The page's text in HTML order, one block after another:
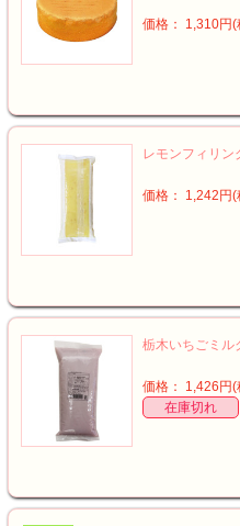
価格： 1,310円(
レモンフィリン
価格： 1,242円(
栃木いちごミ
価格： 1,426円(
在庫切れ